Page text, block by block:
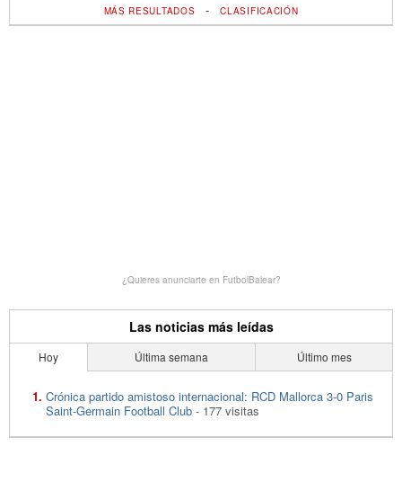
MÁS RESULTADOS -CLASIFICACIÓN
¿Quieres anunciarte en FutbolBalear?
Las noticias más leídas
Hoy Última semana Último mes
Crónica partido amistoso internacional: RCD Mallorca 3-0 Paris
Saint-Germain Football Club - 177 visitas